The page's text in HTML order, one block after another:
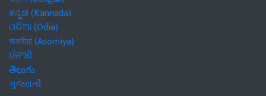
ಕನ್ನಡ (Kannada)
ଓଡିଆ (Odia)
অসমীয়া (Asomiya)
ਪੰਜਾਬੀ
తెలుగు
ગુજરાતી